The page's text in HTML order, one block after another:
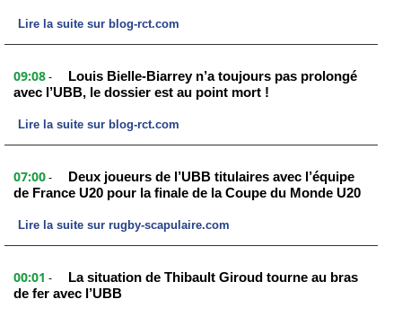
Lire la suite sur blog-rct.com
09:08 -
Louis Bielle-Biarrey n’a toujours pas prolongé
avec l’UBB, le dossier est au point mort !
Lire la suite sur blog-rct.com
07:00 -
Deux joueurs de l’UBB titulaires avec l’équipe
de France U20 pour la finale de la Coupe du Monde U20
Lire la suite sur rugby-scapulaire.com
00:01 -
La situation de Thibault Giroud tourne au bras
de fer avec l’UBB